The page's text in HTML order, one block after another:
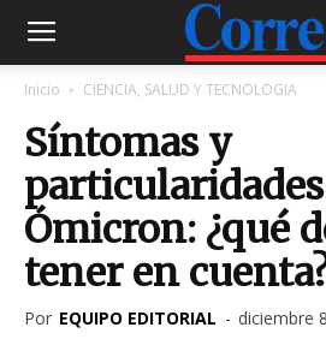
Inicio CIENCIA, SALUD Y TECNOLOGIA
Síntomas y
Ómicron: ¿qué
tener en
Por EQUIPO EDITORIAL - diciembre